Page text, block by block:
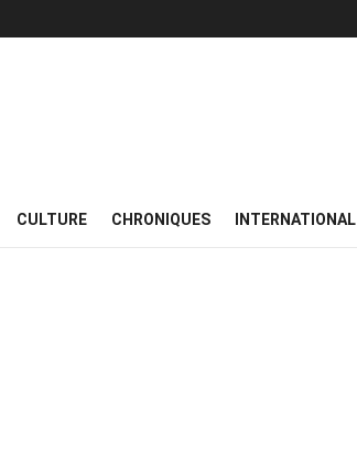
CULTURE CHRONIQUES INTERNATIONAL